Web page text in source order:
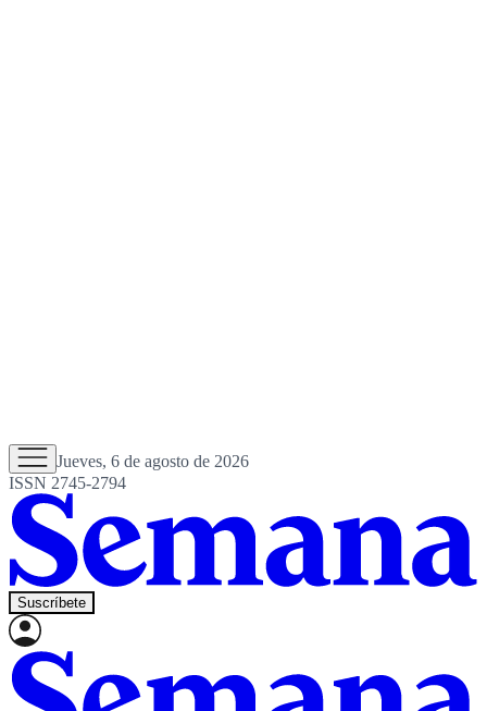
Jueves, 6 de agosto de 2026
ISSN 2745-2794
Suscríbete